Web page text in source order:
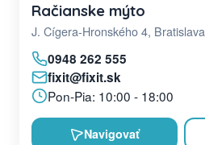
Račianske mýto
J. Cígera-Hronského 4, Bratislava
0948 262 555
fixit@fixit.sk
Pon-Pia: 10:00 - 18:00
Navigovať